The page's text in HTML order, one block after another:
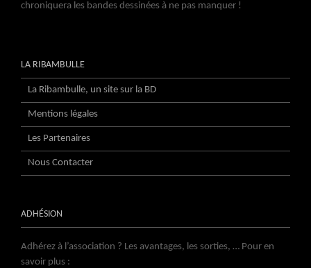
chroniquera les bandes dessinées à ne pas manquer !
LA RIBAMBULLE
La Ribambulle, un site sur la BD
Mentions légales
Les Partenaires
Nous Contacter
ADHÉSION
Adhérez à l’association ? Les avantages, les sorties, … Pour en
savoir plus :